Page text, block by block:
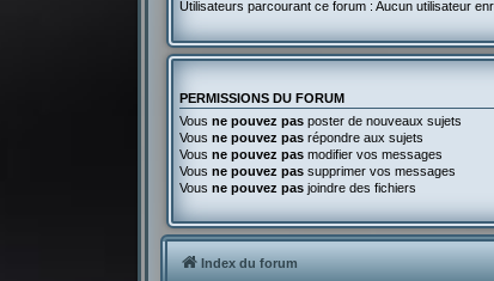
Utilisateurs parcourant ce forum : Aucun utilisateur
PERMISSIONS DU FORUM
Vousne pouvez pas poster de nouveaux sujets
Vousne pouvez pas répondre aux sujets
Vousne pouvez pas modifier vos messages
Vousne pouvez pas supprimer vos messages
Vousne pouvez pas joindre des fichiers
Index du forum